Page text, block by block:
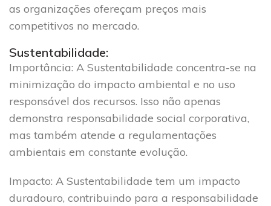
as organizações ofereçam preços mais
competitivos no mercado.
Sustentabilidade:
Importância: A Sustentabilidade concentra-se na
minimização do impacto ambiental e no uso
responsável dos recursos. Isso não apenas
demonstra responsabilidade social corporativa,
mas também atende a regulamentações
ambientais em constante evolução.
Impacto: A Sustentabilidade tem um impacto
duradouro, contribuindo para a responsabilidade